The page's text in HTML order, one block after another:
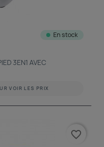
En stock
3EN1 AVEC
VOIR LES PRIX
favorite_border